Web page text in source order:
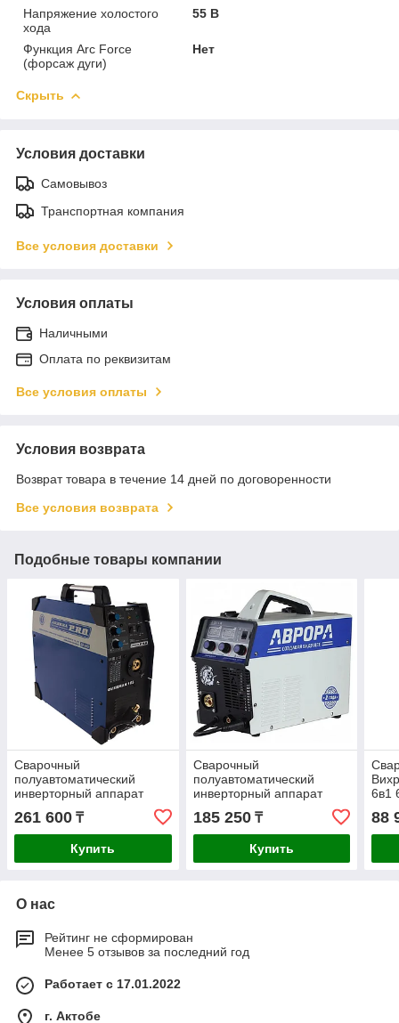
Напряжение холостого
хода
55 В
Функция Arc Force
(форсаж дуги)
Нет
Скрыть
Условия доставки
Самовывоз
Транспортная компания
Все условия доставки
Условия оплаты
Наличными
Оплата по реквизитам
Все условия оплаты
Условия возврата
Возврат товара в течение 14 дней по договоренности
Все условия возврата
Подобные товары компании
Сварочный
полуавтоматический
инверторный аппарат
Aurora-Pro OVERMAN 185
26643
261 600 ₸
Купить
Сварочный
полуавтоматический
инверторный аппарат
АВРОРА ДИНАМИКА 1800
29078
185 250₸
Купить
6в1
88
О нас
Рейтинг не сформирован
Менее 5 отзывов за последний год
Работает с 17.01.2022
г. Актобе